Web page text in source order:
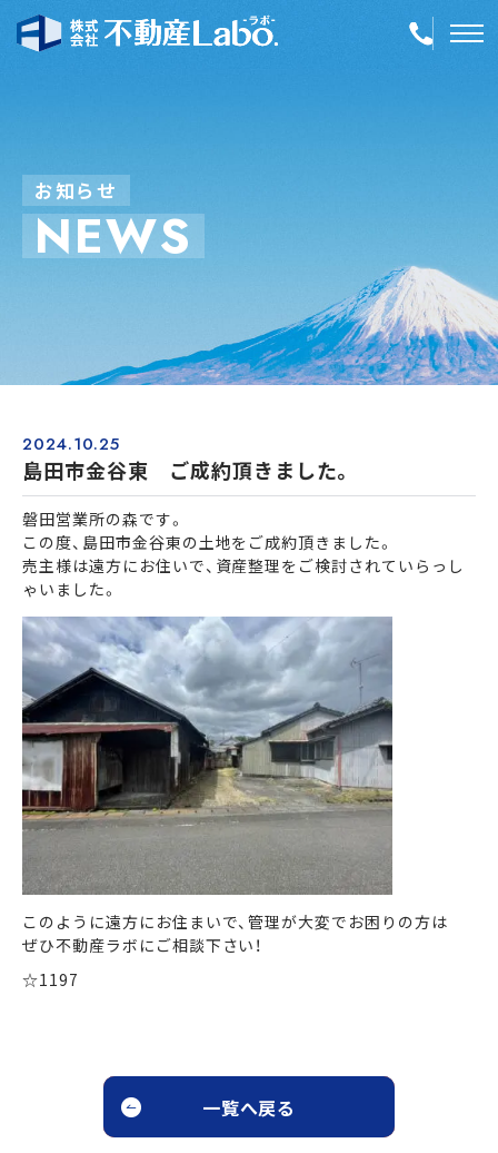
空き家再生
会社案内
店舗紹介
簡単！不動産査定
まずは何でもお気軽に
お問い合わせ・ご相談ください！
イイナミ
0120-41-1173
メールでお問い合わせ
LINEでお問い合わせ
お知らせ
NEWS
2024.10.25
島田市金谷東 ご成約頂きました。
磐田営業所の森です。
この度、島田市金谷東の土地をご成約頂きました。
売主様は遠方にお住いで、資産整理をご検討されていらっし
ゃいました。
このように遠方にお住まいで、管理が大変でお困りの方は
ぜひ不動産ラボにご相談下さい！
☆1197
一覧へ戻る